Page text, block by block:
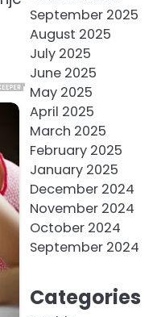
September 2025
August 2025
July 2025
June 2025
May 2025
April 2025
March 2025
February 2025
January 2025
December 2024
November 2024
October 2024
September 2024
Categories